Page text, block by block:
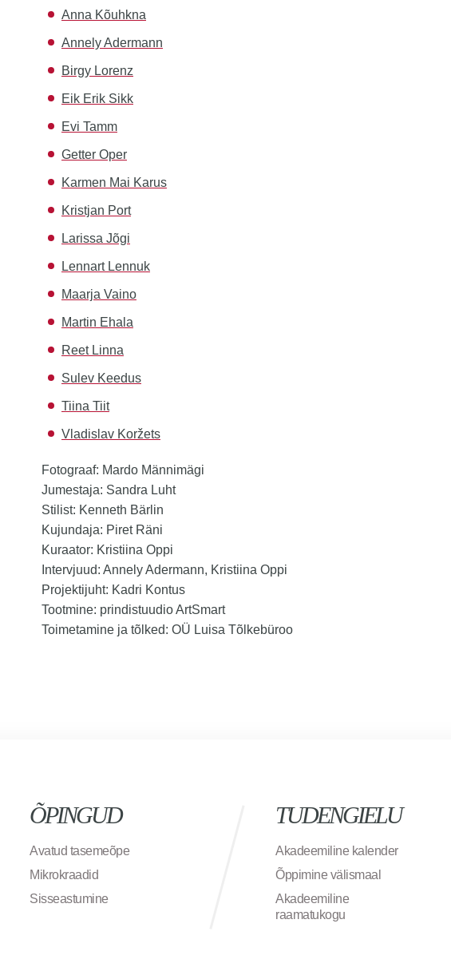
Anna Kõuhkna
Annely Adermann
Birgy Lorenz
Eik Erik Sikk
Evi Tamm
Getter Oper
Karmen Mai Karus
Kristjan Port
Larissa Jõgi
Lennart Lennuk
Maarja Vaino
Martin Ehala
Reet Linna
Sulev Keedus
Tiina Tiit
Vladislav Koržets
Fotograaf: Mardo Männimägi
Jumestaja: Sandra Luht
Stilist: Kenneth Bärlin
Kujundaja: Piret Räni
Kuraator: Kristiina Oppi
Intervjuud: Annely Adermann, Kristiina Oppi
Projektijuht: Kadri Kontus
Tootmine: prindistuudio ArtSmart
Toimetamine ja tõlked: OÜ Luisa Tõlkebüroo
ÕPINGUD
Avatud tasemeõpe
Mikrokraadid
Sisseastumine
TUDENGIELU
Akadeemiline kalender
Õppimine välismaal
Akadeemiline
raamatukogu